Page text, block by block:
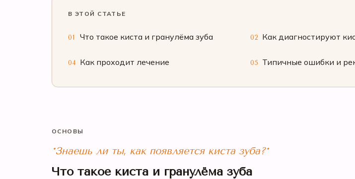
В ЭТОЙ СТАТЬЕ
01 Что такое киста и гранулёма зуба 02 Как диагностируют
04 Как проходит лечение 05 Типичные ошибки и
ОСНОВЫ
*Знаешь ли ты, как появляется киста зуба?*
Что такое киста и гранулёма зуба